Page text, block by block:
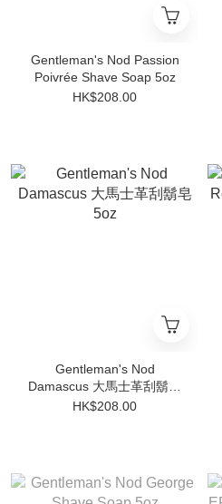
Gentleman's Nod Passion
Poivrée Shave Soap 5oz
HK$208.00
Gentleman's Nod
Damascus 大馬士革刮鬍皂
5oz
HK$208.00